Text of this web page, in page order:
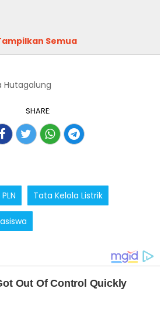
Semua
Hutagalung
SHARE:
Tata Kelola Listrik